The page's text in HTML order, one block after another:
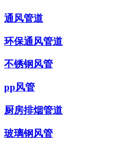
通风管道
环保通风管道
不锈钢风管
pp风管
厨房排烟管道
玻璃钢风管